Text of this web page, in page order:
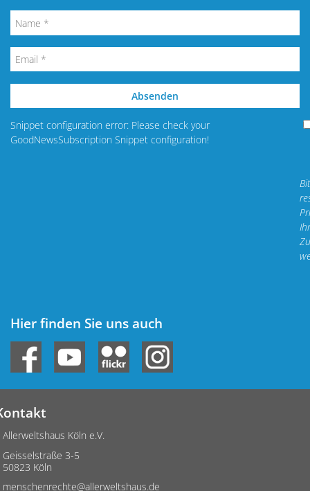
Absenden
Snippet configuration error: Please check your
GoodNewsSubscription Snippet configuration!
Hier finden Sie uns auch
Allerweltshaus Köln e.V.
Geisselstraße 3-5
50823 Köln
menschenrechte@allerweltshaus.de